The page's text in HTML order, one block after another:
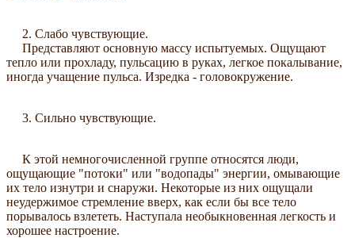
2. Слабо чувствующие.
Представляют основную массу испытуемых. Ощущают
тепло или прохладу, пульсацию в руках, легкое покалывание,
иногда учащение пульса. Изредка - головокружение.
3. Сильно чувствующие.
К этой немногочисленной группе относятся люди,
ощущающие "потоки" или "водопады" энергии, омывающие
их тело изнутри и снаружи. Некоторые из них ощущали
неудержимое стремление вверх, как если бы все тело
порывалось взлететь. Наступала необыкновенная легкость и
хорошее настроение.